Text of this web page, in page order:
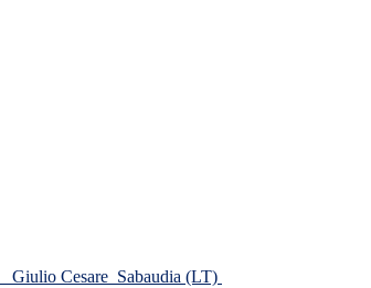
Giulio Cesare Sabaudia (LT)